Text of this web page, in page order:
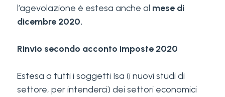
l’agevolazione è estesa anche al mese di
dicembre 2020.
Rinvio secondo acconto imposte 2020
Estesa a tutti i soggetti Isa (i nuovi studi di
settore, per intenderci) dei settori economici